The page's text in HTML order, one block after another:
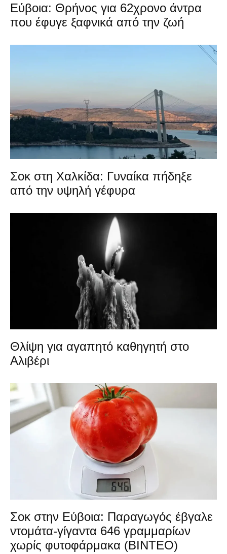
Εύβοια: Θρήνος για 62χρονο άντρα
που έφυγε ξαφνικά από την ζωή
Σοκ στη Χαλκίδα: Γυναίκα πήδηξε
από την υψηλή γέφυρα
Θλίψη για αγαπητό καθηγητή στο
Αλιβέρι
Σοκ στην Εύβοια: Παραγωγός έβγαλε
ντομάτα-γίγαντα 646 γραμμαρίων
χωρίς φυτοφάρμακα (ΒΙΝΤΕΟ)